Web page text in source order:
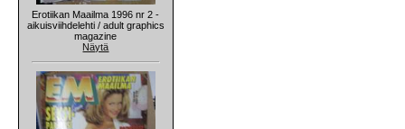
Erotiikan Maailma 1996 nr 2 -
aikuisviihdelehti / adult graphics
magazine
Näytä